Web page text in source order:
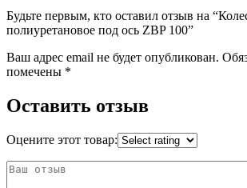
Будьте первым, кто оставил отзыв на
полиуретановое под ось ZBP 100”
Ваш адрес email не будет опубликован.
помечены *
Оставить отзыв
Оцените этот товар: